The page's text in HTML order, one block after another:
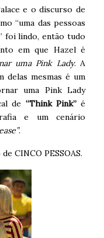
e o discurso de
“uma das pessoas
foi lindo, então tudo
em que Hazel é
uma Pink Lady. A
delas mesmas é um
uma Pink Lady
de “Think Pink”é
e um cenário
.
CINCO PESSOAS.